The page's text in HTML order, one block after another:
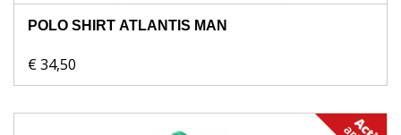
POLO SHIRT ATLANTIS MAN
€ 34,50